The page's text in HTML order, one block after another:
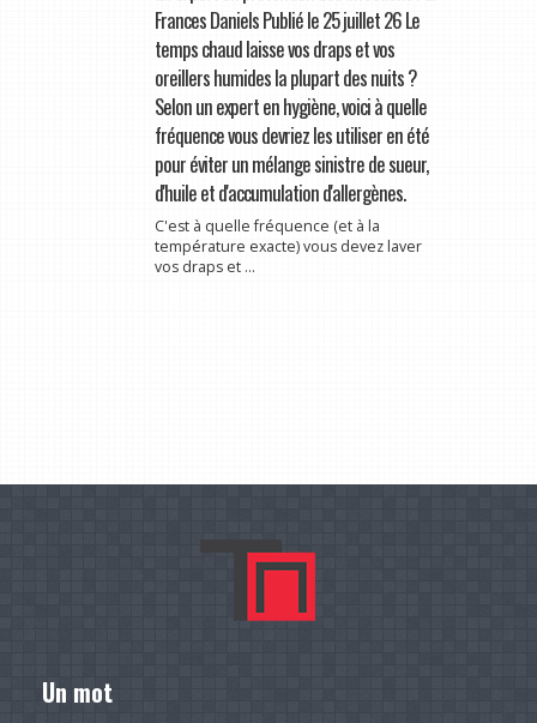
Frances Daniels Publié le 25 juillet 26 Le
temps chaud laisse vos draps et vos
oreillers humides la plupart des nuits ?
Selon un expert en hygiène, voici à quelle
fréquence vous devriez les utiliser en été
pour éviter un mélange sinistre de sueur,
d'huile et d'accumulation d'allergènes.
C'est à quelle fréquence (et à la
température exacte) vous devez laver
vos draps et ...
Un mot